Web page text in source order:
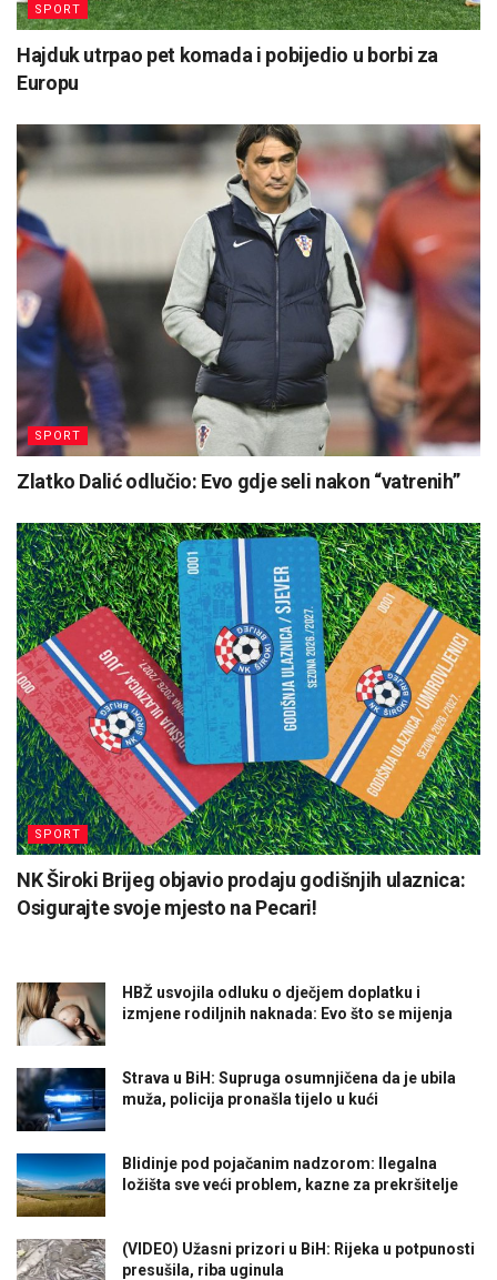
SPORT
Hajduk utrpao pet komada i pobijedio u borbi za
Europu
SPORT
Zlatko Dalić odlučio: Evo gdje seli nakon “vatrenih”
SPORT
NK Široki Brijeg objavio prodaju godišnjih ulaznica:
Osigurajte svoje mjesto na Pecari!
HBŽ usvojila odluku o dječjem doplatku i
izmjene rodiljnih naknada: Evo što se mijenja
Strava u BiH: Supruga osumnjičena da je ubila
muža, policija pronašla tijelo u kući
Blidinje pod pojačanim nadzorom: Ilegalna
ložišta sve veći problem, kazne za prekršitelje
(VIDEO) Užasni prizori u BiH: Rijeka u potpunosti
presušila, riba uginula